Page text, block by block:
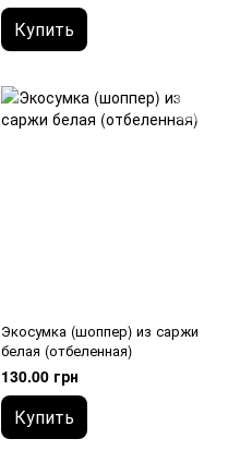
Купить
Экосумка (шоппер) из саржи
белая (отбеленная)
130.00 грн
Купить